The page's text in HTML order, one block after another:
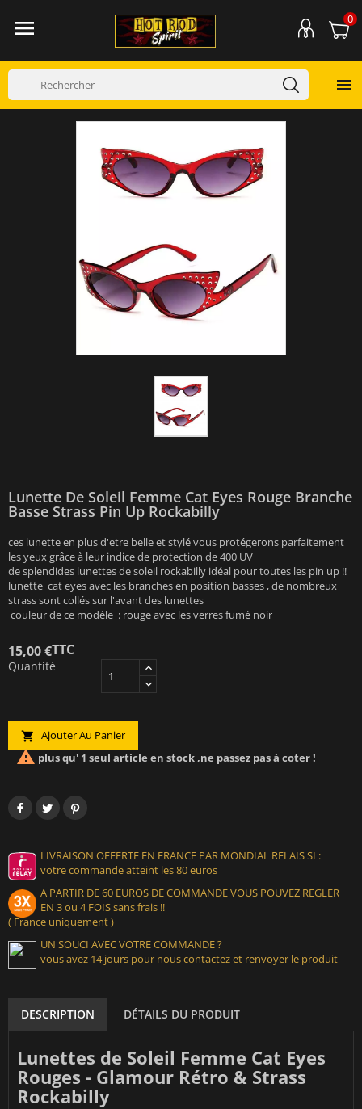
 0

Lunette De Soleil Femme Cat Eyes Rouge Branche
Basse Strass Pin Up Rockabilly
ces lunette en plus d'etre belle et stylé vous protégerons parfaitement
les yeux grâce à leur indice de protection de 400 UV
de splendides lunettes de soleil rockabilly idéal pour toutes les pin up !!
lunette cat eyes avec les branches en position basses , de nombreux
strass sont collés sur l'avant des lunettes
couleur de ce modèle : rouge avec les verres fumé noir
15,00 €TTC
Quantité
 Ajouter Au Panier
 plus qu' 1 seul article en stock ,ne passez pas à coter !
LIVRAISON OFFERTE EN FRANCE PAR MONDIAL RELAIS SI :
votre commande atteint les 80 euros
A PARTIR DE 60 EUROS DE COMMANDE VOUS POUVEZ REGLER
EN 3 ou 4 FOIS sans frais !!
( France uniquement )
UN SOUCI AVEC VOTRE COMMANDE ?
vous avez 14 jours pour nous contactez et renvoyer le produit
DESCRIPTION DÉTAILS DU PRODUIT
Lunettes de Soleil Femme Cat Eyes
Rouges - Glamour Rétro & Strass
Rockabilly